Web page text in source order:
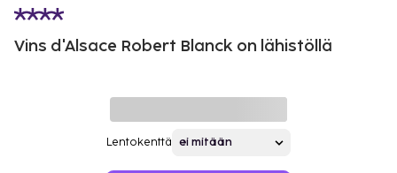
Vins d'Alsace Robert Blanck on lähistöllä
Lentokenttä